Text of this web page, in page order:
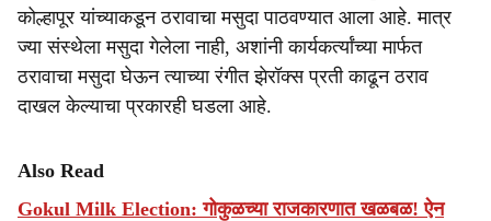
कोल्हापूर यांच्याकडून ठरावाचा मसुदा पाठवण्यात आला आहे. मात्र
ज्या संस्थेला मसुदा गेलेला नाही, अशांनी कार्यकर्त्यांच्या मार्फत
ठरावाचा मसुदा घेऊन त्याच्या रंगीत झेरॉक्स प्रती काढून ठराव
दाखल केल्याचा प्रकारही घडला आहे.
Also Read
Gokul Milk Election: गोकुळच्या राजकारणात खळबळ! ऐन